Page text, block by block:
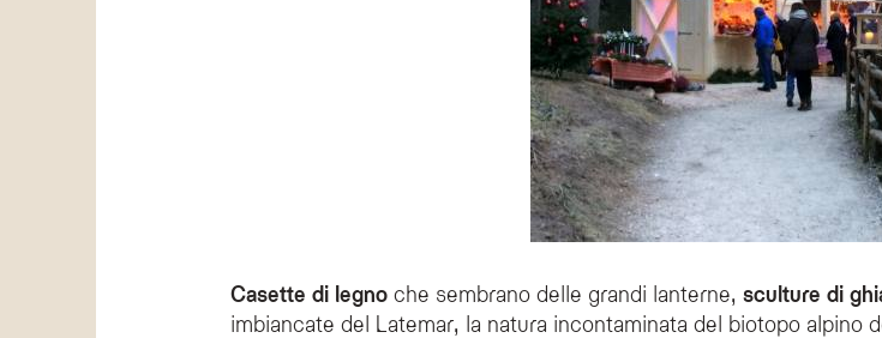
Casette di legno che sembrano delle grandi lanterne, sculture di
imbiancate del Latemar, la natura incontaminata del biotopo alpino